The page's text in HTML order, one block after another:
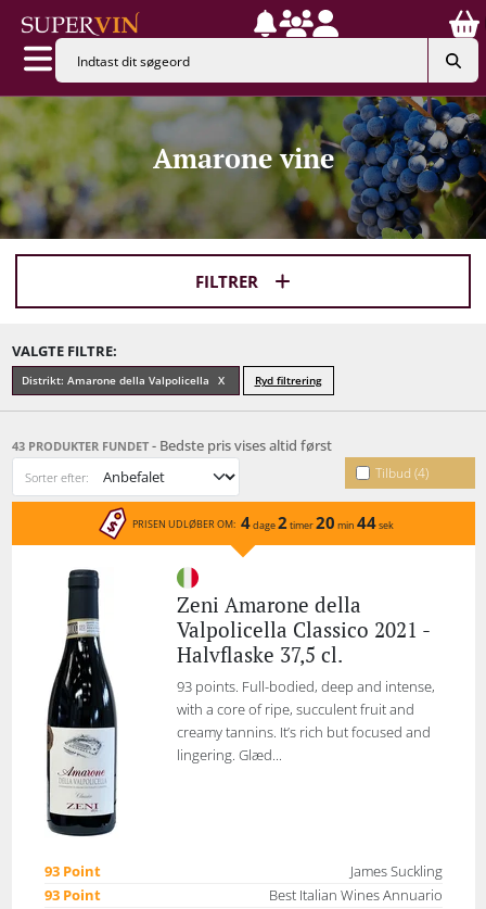
Amarone vine
FILTRER
VALGTE FILTRE:
Distrikt: Amarone della Valpolicella Ryd filtrering
43 PRODUKTER FUNDET - Bedste pris vises altid først
Tilbud (4)
Sorter efter:
PRISEN UDLØBER OM: 4dage2 timer20 min 44sek
Zeni Amarone della
Valpolicella Classico 2021 -
Halvflaske 37,5 cl.
93 points. Full-bodied, deep and intense,
with a core of ripe, succulent fruit and
creamy tannins. It’s rich but focused and
lingering. Glæd...
93 Point
James Suckling
93 Point
Best Italian Wines Annuario